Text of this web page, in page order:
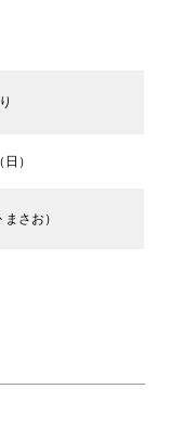
）
さお）